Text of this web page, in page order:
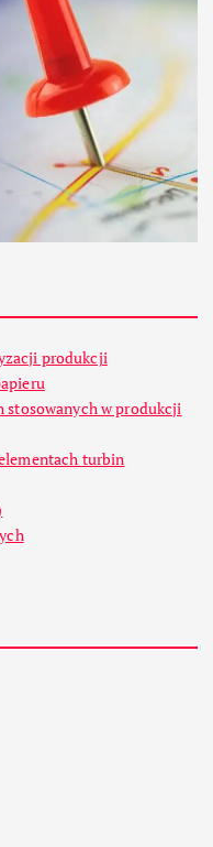
produkcji
stosowanych w produkcji
turbin